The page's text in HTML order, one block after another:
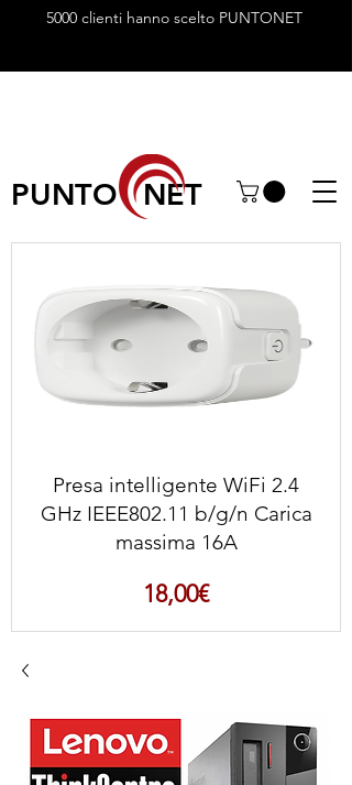
5000 clienti hanno scelto PUNTONET
PUNTO NET
Presa intelligente WiFi 2.4
GHz IEEE802.11 b/g/n Carica
massima 16A
18,00€Prezzo